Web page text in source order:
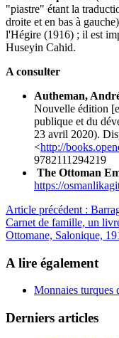
"piastre" étant la
droite et en bas à
l'Hégire (1916) ; il est
Huseyin Cahid.
A consulter
Autheman,
Nouvelle édition
publique et du
23 avril 2020).
<http://
9782111294219
The Ottoman
https://
Article précédent :
Carnet de famille, un
Ottomane, Salonique,
A lire également
Monnaies turques
Derniers articles